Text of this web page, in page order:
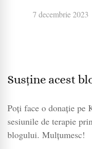
7 decembrie 2023
Susține acest
Poți face o donație pe
sesiunile de terapie
blogului. Mulțumesc!